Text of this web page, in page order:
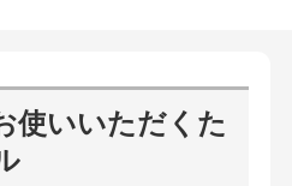
使いいただくた